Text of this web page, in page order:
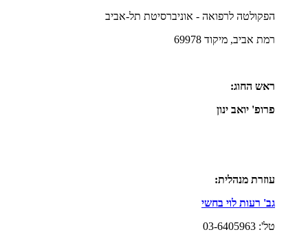
הפקולטה לרפואה - אוניברסיטת תל-אביב
רמת אביב, מיקוד 69978
ראש החוג:
פרופ' יואב ינון
עוזרת מנהלית:
גב' רעות לוי בחשי
טל': 03-6405963